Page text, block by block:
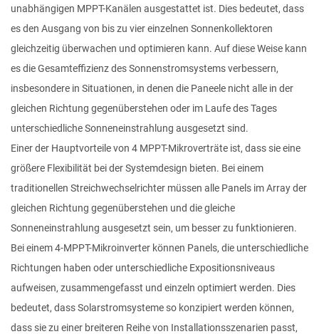
unabhängigen MPPT-Kanälen ausgestattet ist. Dies bedeutet, dass
es den Ausgang von bis zu vier einzelnen Sonnenkollektoren
gleichzeitig überwachen und optimieren kann. Auf diese Weise kann
es die Gesamteffizienz des Sonnenstromsystems verbessern,
insbesondere in Situationen, in denen die Paneele nicht alle in der
gleichen Richtung gegenüberstehen oder im Laufe des Tages
unterschiedliche Sonneneinstrahlung ausgesetzt sind.
Einer der Hauptvorteile von 4 MPPT-Mikroverträte ist, dass sie eine
größere Flexibilität bei der Systemdesign bieten. Bei einem
traditionellen Streichwechselrichter müssen alle Panels im Array der
gleichen Richtung gegenüberstehen und die gleiche
Sonneneinstrahlung ausgesetzt sein, um besser zu funktionieren.
Bei einem 4-MPPT-Mikroinverter können Panels, die unterschiedliche
Richtungen haben oder unterschiedliche Expositionsniveaus
aufweisen, zusammengefasst und einzeln optimiert werden. Dies
bedeutet, dass Solarstromsysteme so konzipiert werden können,
dass sie zu einer breiteren Reihe von Installationsszenarien passt,